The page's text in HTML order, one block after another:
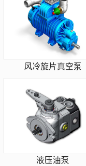
风冷旋片真空泵
液压油泵